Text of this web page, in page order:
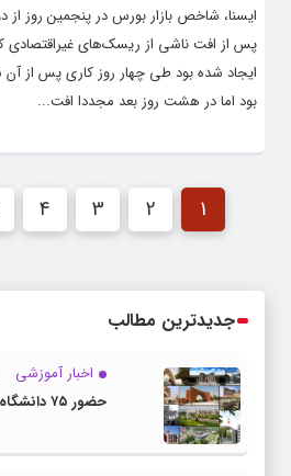
ایسنا، شاخص بازار بورس در پنجمین روز از
ایجاد شده بود طی چهار روز کاری ‌پس
بود اما در هشت روز بعد مجددا افت...
1
2
3
4
جدیدترین مطالب
اخبار آموزشی
حضور ۷۵ دانشگاه ایرانی در تایمز ۲۰۲۷